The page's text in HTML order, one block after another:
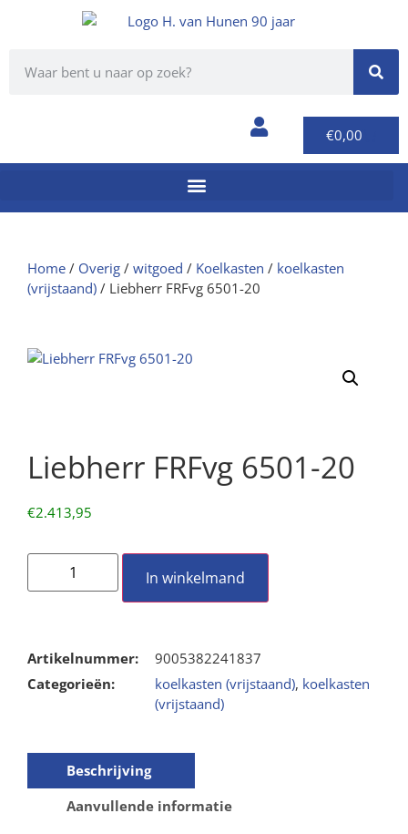
€0,00
Home / Overig / witgoed / Koelkasten / koelkasten
(vrijstaand) / Liebherr FRFvg 6501-20
Liebherr FRFvg 6501-20
€2.413,95
In winkelmand
Artikelnummer:
9005382241837
Categorieën:
koelkasten (vrijstaand), koelkasten
(vrijstaand)
Beschrijving
Aanvullende informatie